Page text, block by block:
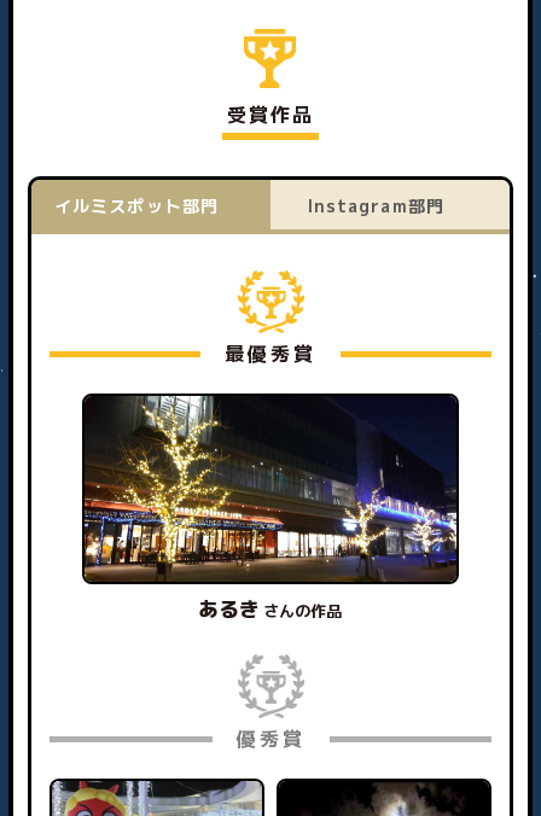
受賞作品
イルミスポット部門 Instagram部門
最優秀賞
あるき さんの作品
優秀賞